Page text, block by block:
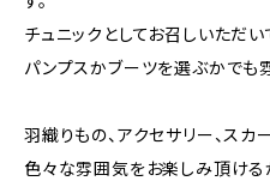
チュニックとしてお召しいただ
パンプスかブーツを選ぶかでも
羽織りもの、アクセサリー、スカ
色々な雰囲気をお楽しみ頂ける